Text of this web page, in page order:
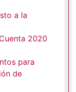
a la
2020
para
de